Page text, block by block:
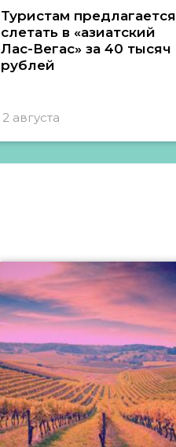
Туристам предлагается
слетать в «азиатский
Лас-Вегас» за 40 тысяч
рублей
2 августа